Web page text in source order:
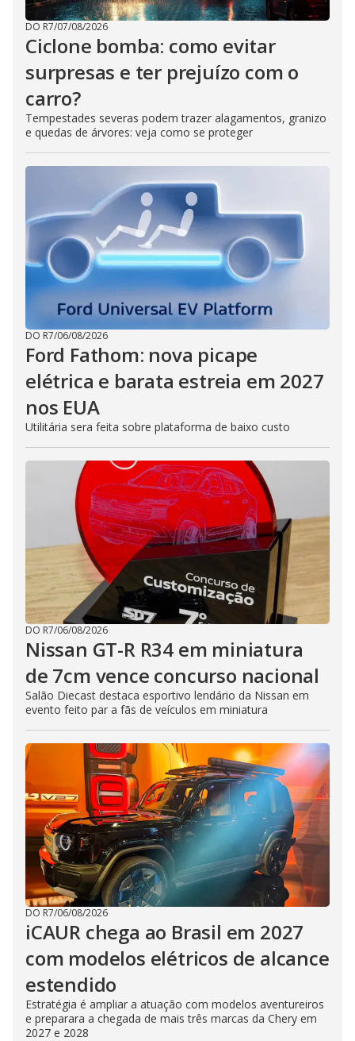
DO R7/07/08/2026
Ciclone bomba: como evitar
surpresas e ter prejuízo com o
carro?
Tempestades severas podem trazer alagamentos, granizo
e quedas de árvores: veja como se proteger
DO R7/06/08/2026
Ford Fathom: nova picape
elétrica e barata estreia em 2027
nos EUA
Utilitária sera feita sobre plataforma de baixo custo
DO R7/06/08/2026
Nissan GT-R R34 em miniatura
de 7cm vence concurso nacional
Salão Diecast destaca esportivo lendário da Nissan em
evento feito par a fãs de veículos em miniatura
DO R7/06/08/2026
iCAUR chega ao Brasil em 2027
com modelos elétricos de alcance
estendido
Estratégia é ampliar a atuação com modelos aventureiros
e preparara a chegada de mais três marcas da Chery em
2027 e 2028